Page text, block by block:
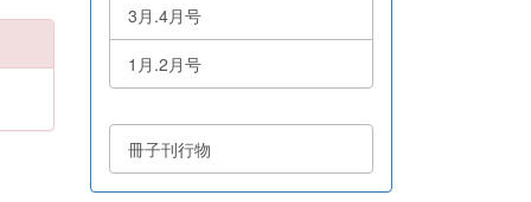
3月.4月号
1月.2月号
冊子刊行物